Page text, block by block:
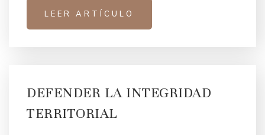
LEER ARTÍCULO
DEFENDER LA INTEGRIDAD
TERRITORIAL